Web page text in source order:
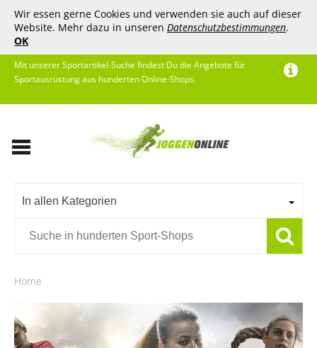
Wir essen gerne Cookies und verwenden sie auch auf dieser
Website. Mehr dazu in unseren Datenschutzbestimmungen.
OK
Mit unserer Sportartikel-Suche findest Du die Angebote für
Sportausrüstung aus hunderten Online-Shops.
In allen Kategorien
Home